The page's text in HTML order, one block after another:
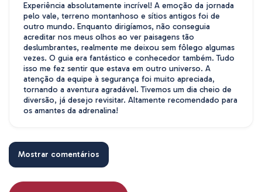
Experiência absolutamente incrível! A emoção da jornada
pelo vale, terreno montanhoso e sítios antigos foi de
outro mundo. Enquanto dirigíamos, não conseguia
acreditar nos meus olhos ao ver paisagens tão
deslumbrantes, realmente me deixou sem fôlego algumas
vezes. O guia era fantástico e conhecedor também. Tudo
isso me fez sentir que estava em outro universo. A
atenção da equipe à segurança foi muito apreciada,
tornando a aventura agradável. Tivemos um dia cheio de
diversão, já desejo revisitar. Altamente recomendado para
os amantes da adrenalina!
10 janeiro 2026
Liam Tshabalala
Mostrar comentários